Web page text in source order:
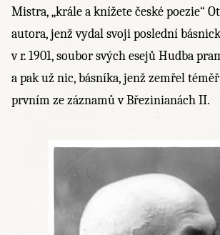
Mistra, „krále a knížete české poezie“
autora, jenž vydal svoji poslední
v r. 1901, soubor svých esejů Hudba
a pak už nic, básníka, jenž zemřel
prvním ze záznamů v Březinianách II.